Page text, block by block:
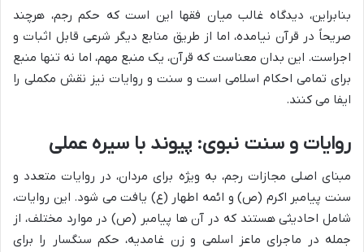
بنابراین، دیدگاه غالب میان فقها این است که حکم رجم، هرچند
صریحاً در قرآن نیامده، اما از طریق منابع دیگر شرعی قابل اثبات و
اجراست. این بدان معناست که قرآن، یک منبع مهم، اما نه تنها منبع
برای تمامی احکام اسلامی است و سنت و روایات نیز نقش مکملی را
ایفا می کنند.
روایات و سنت نبوی: پیوند با سیره عملی
مبنای اصلی مجازات رجم، به ویژه برای مردان، در روایات متعدد و
سنت پیامبر اکرم (ص) و ائمه اطهار (ع) یافت می شود. این روایات،
شامل احادیثی هستند که در آن ها پیامبر (ص) در موارد مختلف، از
جمله در ماجرای ماعز اسلمی و زن غامدیه، حکم سنگسار را برای